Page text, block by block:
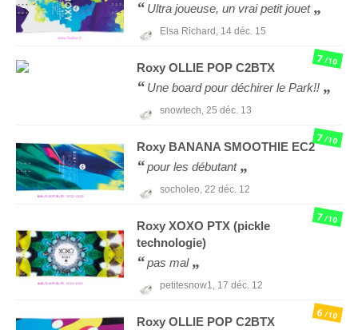
Ultra joueuse, un vrai petit jouet
Elsa Richard, 14 déc. 15
Roxy OLLIE POP C2BTX
Une board pour déchirer le Park!!
snowtech, 25 déc. 13
7/10
Roxy BANANA SMOOTHIE EC2
pour les débutant
socholeo, 22 déc. 12
7/10
Roxy XOXO PTX (pickle
technologie)
pas mal
petitesnow1, 17 déc. 12
7/10
Roxy OLLIE POP C2BTX
6/10